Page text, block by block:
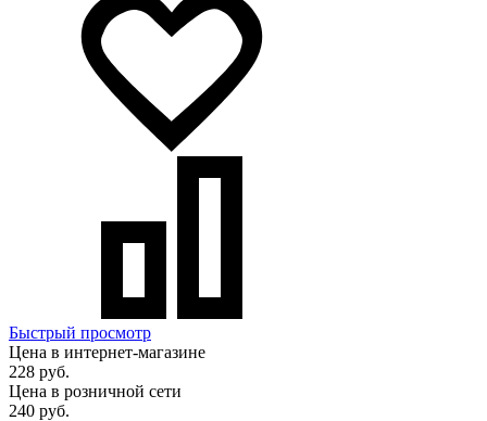
Быстрый просмотр
Цена в интернет-магазине
228 руб.
Цена в розничной сети
240 руб.